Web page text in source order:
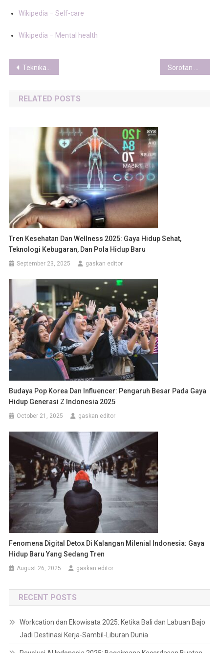
Wikipedia – Self-care
Wikipedia – Mental health
Post
navigation
Teknikal Fashion untuk Urban Living: Dari Gorpcore ke Modular Design
RELATED POSTS
Tren Kesehatan Dan Wellness 2025: Gaya Hidup Sehat,
Teknologi Kebugaran, Dan Pola Hidup Baru
September 23, 2025 gaskan editor
Budaya Pop Korea Dan Influencer: Pengaruh Besar Pada Gaya
Hidup Generasi Z Indonesia 2025
October 21, 2025 gaskan editor
Fenomena Digital Detox Di Kalangan Milenial Indonesia: Gaya
Hidup Baru Yang Sedang Tren
August 26, 2025 gaskan editor
RECENT POSTS
Workcation dan Ekowisata 2025: Ketika Bali dan Labuan Bajo
Jadi Destinasi Kerja-Sambil-Liburan Dunia